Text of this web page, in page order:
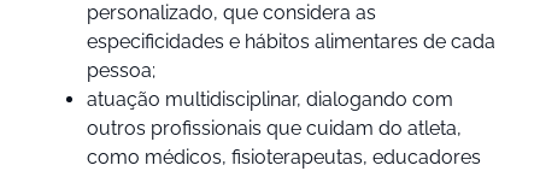
personalizado, que considera as
especificidades e hábitos alimentares de cada
pessoa;
atuação multidisciplinar, dialogando com
outros profissionais que cuidam do atleta,
como médicos, fisioterapeutas, educadores